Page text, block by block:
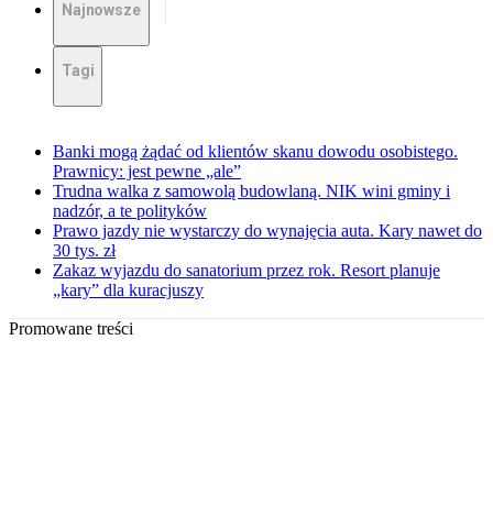
Najnowsze
Tagi
Banki mogą żądać od klientów skanu dowodu osobistego.
Prawnicy: jest pewne „ale”
Trudna walka z samowolą budowlaną. NIK wini gminy i
nadzór, a te polityków
Prawo jazdy nie wystarczy do wynajęcia auta. Kary nawet do
30 tys. zł
Zakaz wyjazdu do sanatorium przez rok. Resort planuje
„kary” dla kuracjuszy
Promowane treści